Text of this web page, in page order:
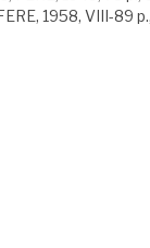
1958, VIII-89